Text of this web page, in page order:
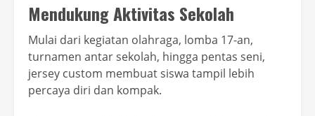
Mendukung Aktivitas Sekolah
Mulai dari kegiatan olahraga, lomba 17-an,
turnamen antar sekolah, hingga pentas seni,
jersey custom membuat siswa tampil lebih
percaya diri dan kompak.